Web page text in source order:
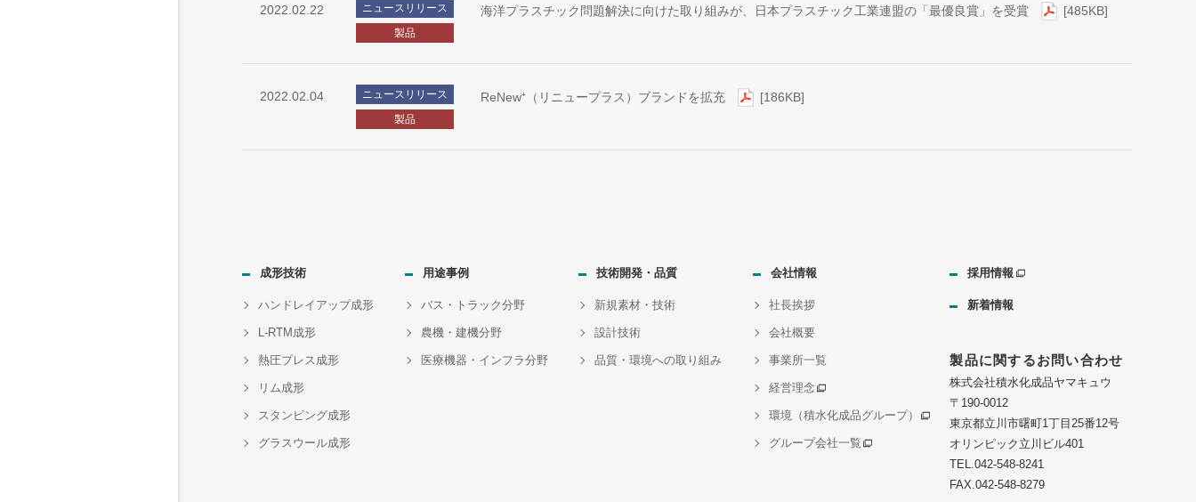
2022.02.22
ニュースリリース
製品
海洋プラスチック問題解決に向けた取り組みが、日本プラスチック工業連盟の「最優良賞」を受賞 [485KB]
2022.02.04
ニュースリリース
製品
ReNew⁺（リニュープラス）ブランドを拡充 [186KB]
成形技術
ハンドレイアップ成形
L-RTM成形
熱圧プレス成形
リム成形
スタンピング成形
グラスウール成形
用途事例
バス・トラック分野
農機・建機分野
医療機器・インフラ分野
技術開発・品質
新規素材・技術
設計技術
品質・環境への取り組み
会社情報
社長挨拶
会社概要
事業所一覧
経営理念
環境（積水化成品グループ）
グループ会社一覧
採用情報
新着情報
製品に関するお問い合わせ
株式会社積水化成品ヤマキュウ
〒190-0012
東京都立川市曙町1丁目25番12号
オリンピック立川ビル401
TEL.042-548-8241
FAX.042-548-8279